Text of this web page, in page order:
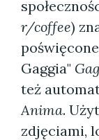
r/coffee)
Gaggia"
też
Anima.
zdjęciami,